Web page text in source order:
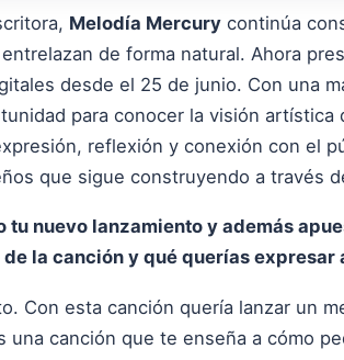
Melodía Mercury continúa
de forma natural. Ahora
desde el 25 de junio. Con una
para conocer la visión
reflexión y conexión con el
que sigue construyendo a través
nuevo lanzamiento y además
la canción y qué querías expresar
Con esta canción quería lanzar un
una canción que te enseña a cómo